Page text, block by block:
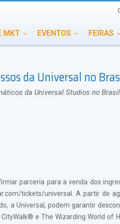
MKT EVENTOS FEIRAS
MEMORIAL DE EVENTOS
da Universal no
da Universal Studios no
parceria para a venda dos
tickets/universal. A partir de
a Universal, podem garantir
e The Wizarding World of